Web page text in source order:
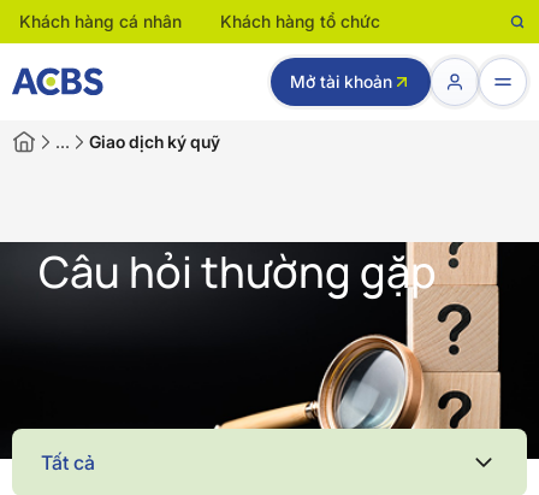
Khách hàng cá nhân Khách hàng tổ chức
Mở tài khoản
… Giao dịch ký quỹ
Câu hỏi thường gặp
Tất cả